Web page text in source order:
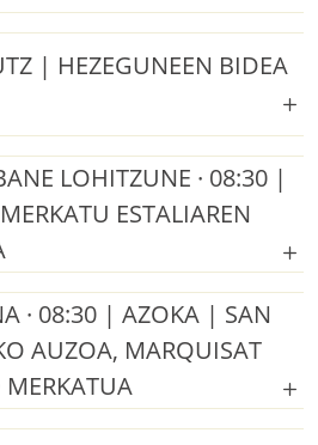
| HEZEGUNEEN BIDEA
LOHITZUNE · 08:30 |
ESTALIAREN
· 08:30 | AZOKA | SAN
AUZOA, MARQUISAT
MERKATUA